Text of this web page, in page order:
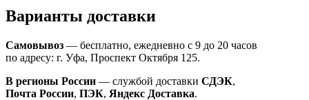
Варианты доставки
Самовывоз — бесплатно, ежедневно с 9 до 20 часов
по адресу: г. Уфа, Проспект Октября 125.
В регионы России — службой доставки СДЭК,
Почта России, ПЭК, Яндекс Доставка.